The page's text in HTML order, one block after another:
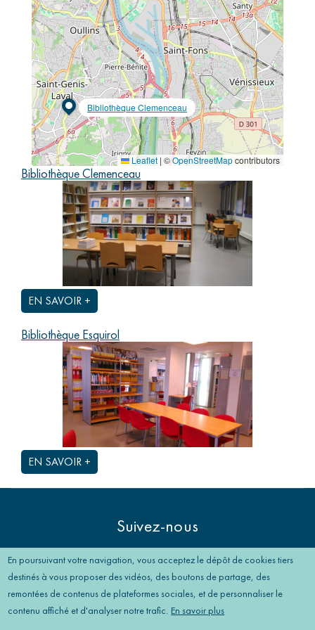
Les publications scientifiques des HCL (Lodex)
Sciences
ouvertes
Frais de publications en Open Access (GRAL)
HAL- HCL : Partager librement les savoirs
Baromètre français de la Science Ouverte
contact
Aide
Contact
Bibliothèque Clemenceau
Leaflet | ©OpenStreetMapcontributors
Bibliothèque Clemenceau
EN SAVOIR +
Bibliothèque Esquirol
EN SAVOIR +
Suivez-nous
MentionsMentions légales
En poursuivant votre navigation, vous acceptez le dépôt de cookies tiers
destinés à vous proposer des vidéos, des boutons de partage, des
remontées de contenus de plateformes sociales, et de personnaliser le
contenu affiché et d'analyser notre trafic. En savoir plus